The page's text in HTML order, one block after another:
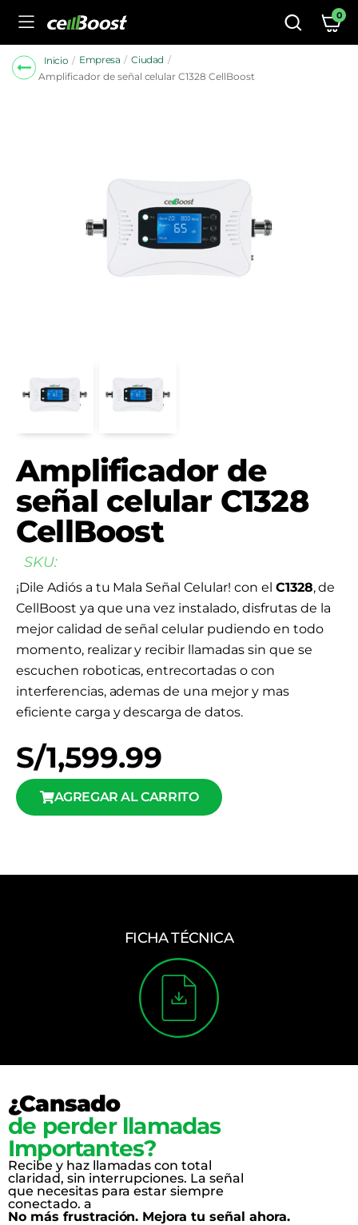
0
Inicio Empresa
Ciudad
Amplificador de señal celular C1328 CellBoost
Amplificador de
señal celular C1328
CellBoost
SKU:
¡Dile Adiós a tu Mala Señal Celular! con el C1328, de
CellBoost ya que una vez instalado, disfrutas de la
mejor calidad de señal celular pudiendo en todo
momento, realizar y recibir llamadas sin que se
escuchen roboticas, entrecortadas o con
interferencias, ademas de una mejor y mas
eficiente carga y descarga de datos.
S/1,599.99
AGREGAR AL CARRITO
FICHA TÉCNICA
¿Cansado
de perder llamadas
Importantes?
Recibe y haz llamadas con total
claridad, sin interrupciones. La señal
que necesitas para estar siempre
conectado. a
No más frustración. Mejora tu señal ahora.